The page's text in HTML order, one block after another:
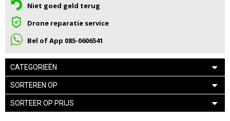
Niet goed geld terug
Drone reparatie service
Bel of App 085-0606541
CATEGORIEËN
SORTEREN OP
SORTEER OP PRIJS